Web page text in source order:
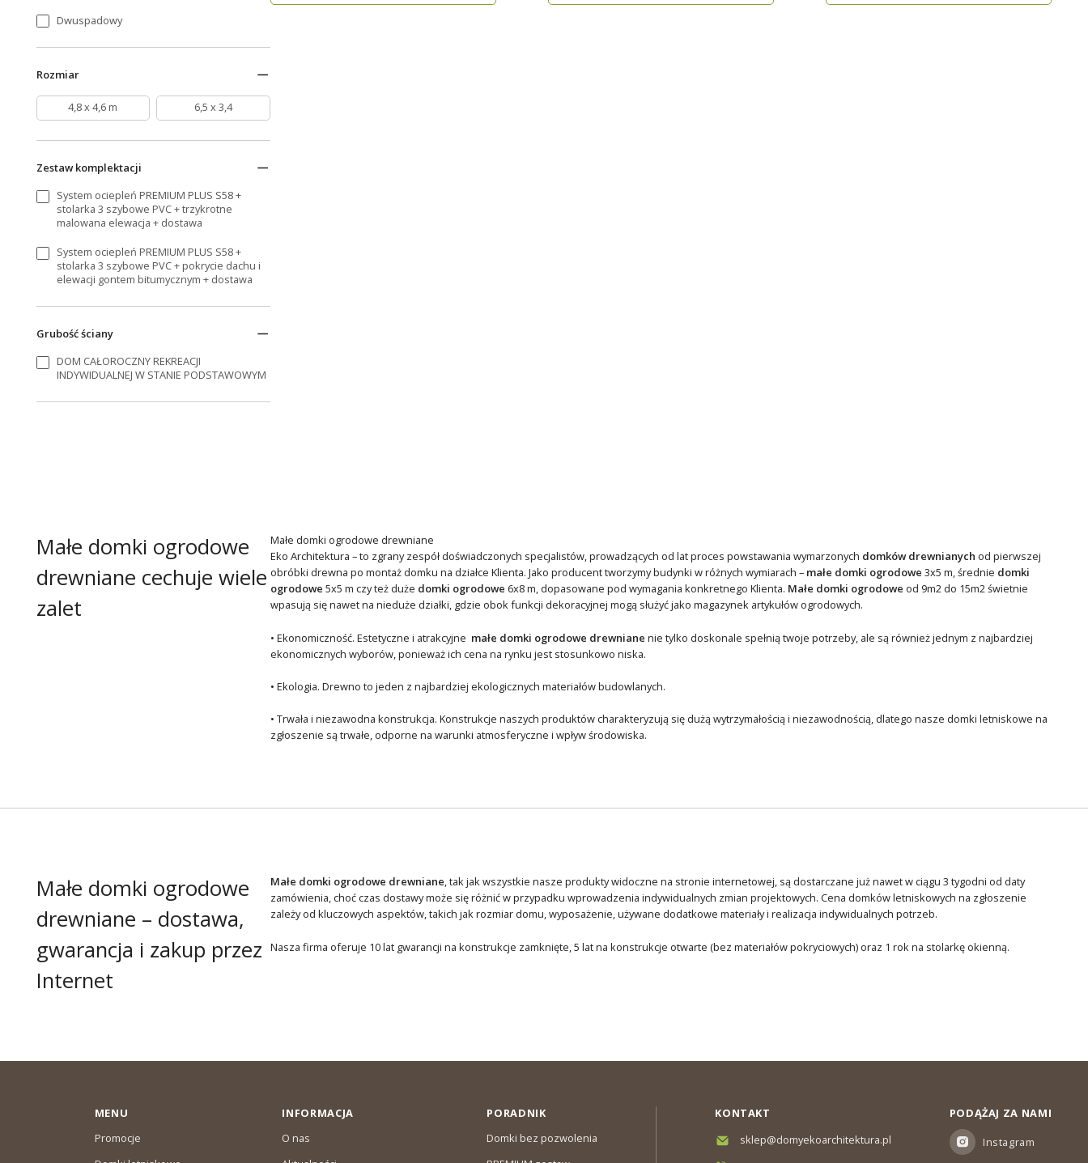
Dwuspadowy
Rozmiar
4,8 x 4,6 m 6,5 x 3,4
Zestaw komplektacji
System ociepleń PREMIUM PLUS S58 +
stolarka 3 szybowe PVC + trzykrotne
malowana elewacja + dostawa
System ociepleń PREMIUM PLUS S58 +
stolarka 3 szybowe PVC + pokrycie dachu i
elewacji gontem bitumycznym + dostawa
Grubość ściany
DOM CAŁOROCZNY REKREACJI
INDYWIDUALNEJ W STANIE PODSTAWOWYM
Małe domki ogrodowe
drewniane cechuje wiele
zalet
Małe domki ogrodowe drewniane
Eko Architektura – to zgrany zespół doświadczonych specjalistów, prowadzących od lat proces powstawania wymarzonych domków drewnianych od pierwszej
obróbki drewna po montaż domku na działce Klienta. Jako producent tworzymy budynki w różnych wymiarach – małe domki ogrodowe 3x5 m, średnie domki
ogrodowe 5x5 m czy też duże domki ogrodowe 6x8 m, dopasowane pod wymagania konkretnego Klienta. Małe domki ogrodowe od 9m2 do 15m2 świetnie
wpasują się nawet na nieduże działki, gdzie obok funkcji dekoracyjnej mogą służyć jako magazynek artykułów ogrodowych.
• Ekonomiczność. Estetyczne i atrakcyjne małe domki ogrodowe drewniane nie tylko doskonale spełnią twoje potrzeby, ale są również jednym z najbardziej
ekonomicznych wyborów, ponieważ ich cena na rynku jest stosunkowo niska.
• Ekologia. Drewno to jeden z najbardziej ekologicznych materiałów budowlanych.
• Trwała i niezawodna konstrukcja. Konstrukcje naszych produktów charakteryzują się dużą wytrzymałością i niezawodnością, dlatego nasze domki letniskowe na
zgłoszenie są trwałe, odporne na warunki atmosferyczne i wpływ środowiska.
Małe domki ogrodowe
drewniane – dostawa,
gwarancja i zakup przez
Internet
Małe domki ogrodowe drewniane, tak jak wszystkie nasze produkty widoczne na stronie internetowej, są dostarczane już nawet w ciągu 3 tygodni od daty
zamówienia, choć czas dostawy może się różnić w przypadku wprowadzenia indywidualnych zmian projektowych. Cena domków letniskowych na zgłoszenie
zależy od kluczowych aspektów, takich jak rozmiar domu, wyposażenie, używane dodatkowe materiały i realizacja indywidualnych potrzeb.
Nasza firma oferuje 10 lat gwarancji na konstrukcje zamknięte, 5 lat na konstrukcje otwarte (bez materiałów pokryciowych) oraz 1 rok na stolarkę okienną.
MENU
Promocje
INFORMACJA
O nas
PORADNIK
Domki bez pozwolenia
KONTAKT
sklep@domyekoarchitektura.pl
PODĄŻAJ ZA NAMI
Instagram